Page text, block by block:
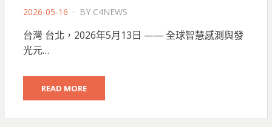
POSTED
2026-05-16 BY C4NEWS
台灣 台北，2026年5月13日 —— 全球智慧感測與發
光元…
READ MORE